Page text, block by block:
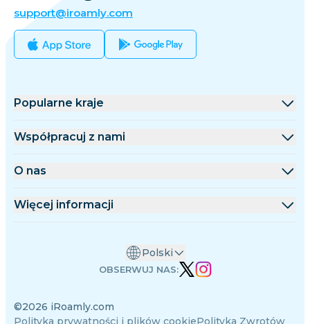
support@iroamly.com
Popularne kraje
Stany Zjednoczone
Francja
Indie
Współpracuj z nami
Platforma hurtowa
Dokumentacja API
O nas
O iRoamly
Więcej informacji
Zespół autorów
©2026 iRoamly.com
Polityka prywatności i plików cookiePolityka Zwrotów
Polski
OBSERWUJ NAS: